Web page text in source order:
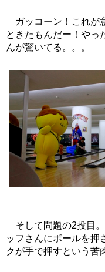
ガッコーン！これが
ときたもんだー！やっ
んが驚いてる。。。
そして問題の2投目
ッフさんにボールを押
クが手で押すという苦